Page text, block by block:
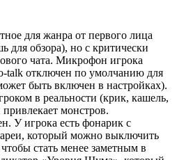
для жанра от первого лица
обзора), но с критически
чата. Микрофон игрока
talk отключен по умолчанию для
быть включен в настройках).
в реальности (крик, кашель,
монстров.
У игрока есть фонарик с
который можно выключить
стать менее заметным в